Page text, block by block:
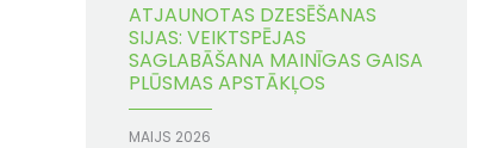
ATJAUNOTAS DZESĒŠANAS
SIJAS: VEIKTSPĒJAS
SAGLABĀŠANA MAINĪGAS GAISA
PLŪSMAS APSTĀKĻOS
MAIJS 2026